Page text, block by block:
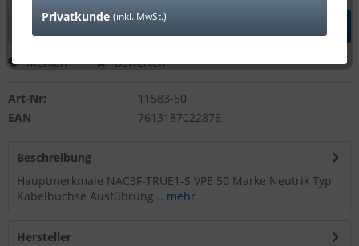
Merken Bewerten
Art-Nr:
11583-50
EAN
7613187022876
Beschreibung
Hauptmerkmale NAC3F-TRUE1-S VPE 50 Marke Neutrik Typ
Kabelbuchse Ausführung... mehr
Hersteller
Privatkunde (inkl. MwSt.)